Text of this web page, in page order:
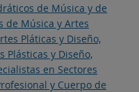
de Música y de
de Música y Artes
Pláticas y Diseño,
Plásticas y Diseño,
en Sectores
y Cuerpo de